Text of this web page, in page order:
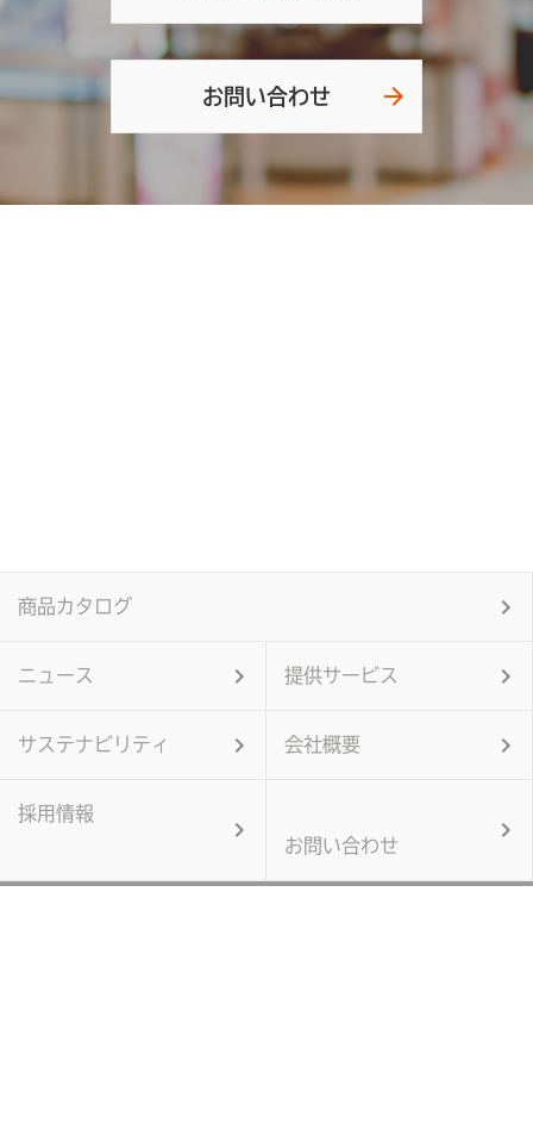
お問い合わせ
商品カタログ
ニュース 提供サービス
サステナビリティ 会社概要
採用情報
お問い合わせ